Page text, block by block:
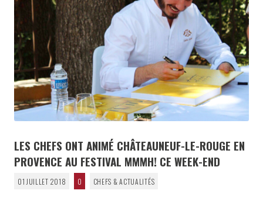
LES CHEFS ONT ANIMÉ CHÂTEAUNEUF-LE-ROUGE EN
PROVENCE AU FESTIVAL MMMH! CE WEEK-END
01 JUILLET 2018 0 CHEFS & ACTUALITÉS